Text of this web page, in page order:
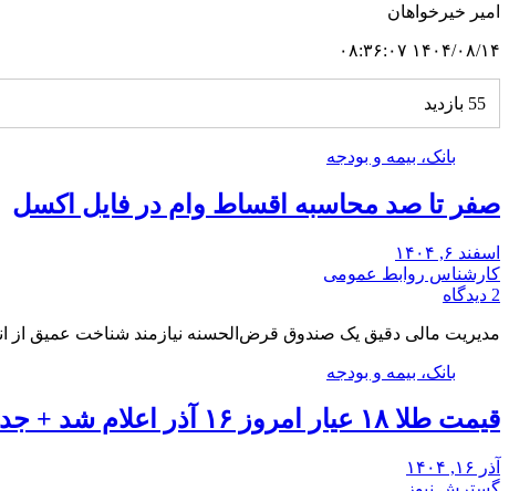
امیر خیرخواهان
۱۴۰۴/۰۸/۱۴ ۰۸:۳۶:۰۷
55 بازدید
بانک، بیمه و بودجه
صفر تا صد محاسبه اقساط وام در فایل اکسل
اسفند ۶, ۱۴۰۴
کارشناس روابط عمومی
2 دیدگاه
مدیریت مالی دقیق یک صندوق قرض‌الحسنه نیازمند شناخت عمیق از
بانک، بیمه و بودجه
قیمت طلا ۱۸ عیار امروز ۱۶ آذر اعلام شد + جدول
آذر ۱۶, ۱۴۰۴